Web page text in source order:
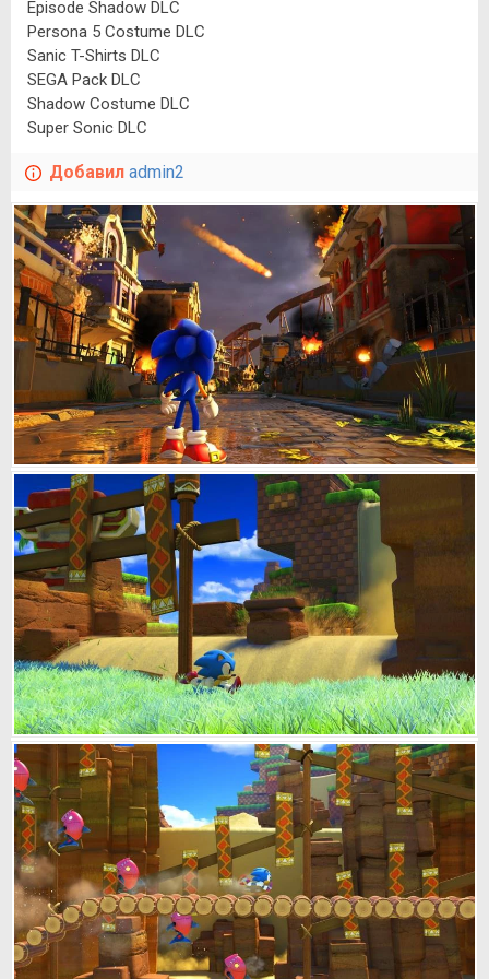
Episode Shadow DLC
Persona 5 Costume DLC
Sanic T-Shirts DLC
SEGA Pack DLC
Shadow Costume DLC
Super Sonic DLC
Добавил admin2